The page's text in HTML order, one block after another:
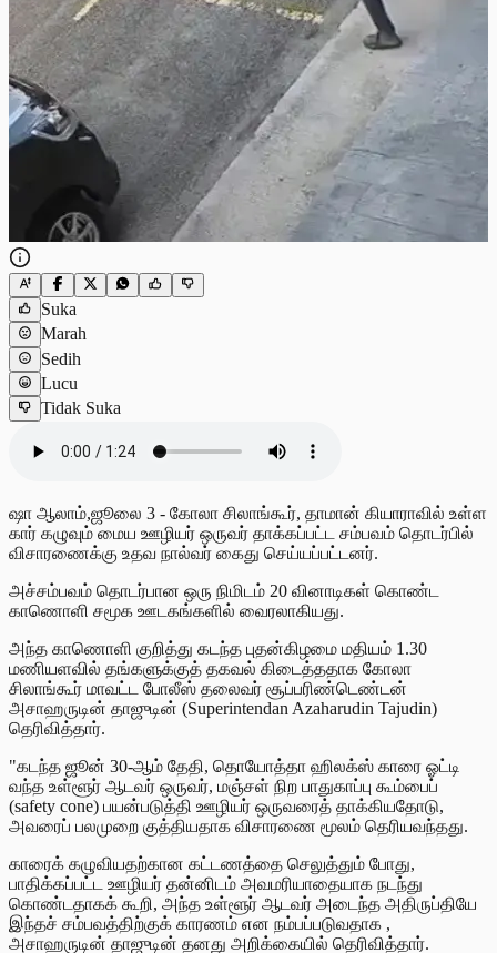
Suka
Marah
Sedih
Lucu
Tidak Suka
ஷா ஆலாம்,ஜூலை 3 - கோலா சிலாங்கூர், தாமான் கியாராவில் உள்ள
கார் கழுவும் மைய ஊழியர் ஒருவர் தாக்கப்பட்ட சம்பவம் தொடர்பில்
விசாரணைக்கு உதவ நால்வர் கைது செய்யப்பட்டனர்.
அச்சம்பவம் தொடர்பான ஒரு நிமிடம் 20 வினாடிகள் கொண்ட
காணொளி சமூக ஊடகங்களில் வைரலாகியது.
அந்த காணொளி குறித்து கடந்த புதன்கிழமை மதியம் 1.30
மணியளவில் தங்களுக்குத் தகவல் கிடைத்ததாக கோலா
சிலாங்கூர் மாவட்ட போலீஸ் தலைவர் சூப்பரிண்டெண்டன்
அசாஹருடின் தாஜுடின் (Superintendan Azaharudin Tajudin)
தெரிவித்தார்.
"கடந்த ஜூன் 30-ஆம் தேதி, தொயோத்தா ஹிலக்ஸ் காரை ஓட்டி
வந்த உள்ளூர் ஆடவர் ஒருவர், மஞ்சள் நிற பாதுகாப்பு கூம்பைப்
(safety cone) பயன்படுத்தி ஊழியர் ஒருவரைத் தாக்கியதோடு,
அவரைப் பலமுறை குத்தியதாக விசாரணை மூலம் தெரியவந்தது.
காரைக் கழுவியதற்கான கட்டணத்தை செலுத்தும் போது,
பாதிக்கப்பட்ட ஊழியர் தன்னிடம் அவமரியாதையாக நடந்து
கொண்டதாகக் கூறி, அந்த உள்ளூர் ஆடவர் அடைந்த அதிருப்தியே
இந்தச் சம்பவத்திற்குக் காரணம் என நம்பப்படுவதாக ,
அசாஹருடின் தாஜுடின் தனது அறிக்கையில் தெரிவித்தார்.